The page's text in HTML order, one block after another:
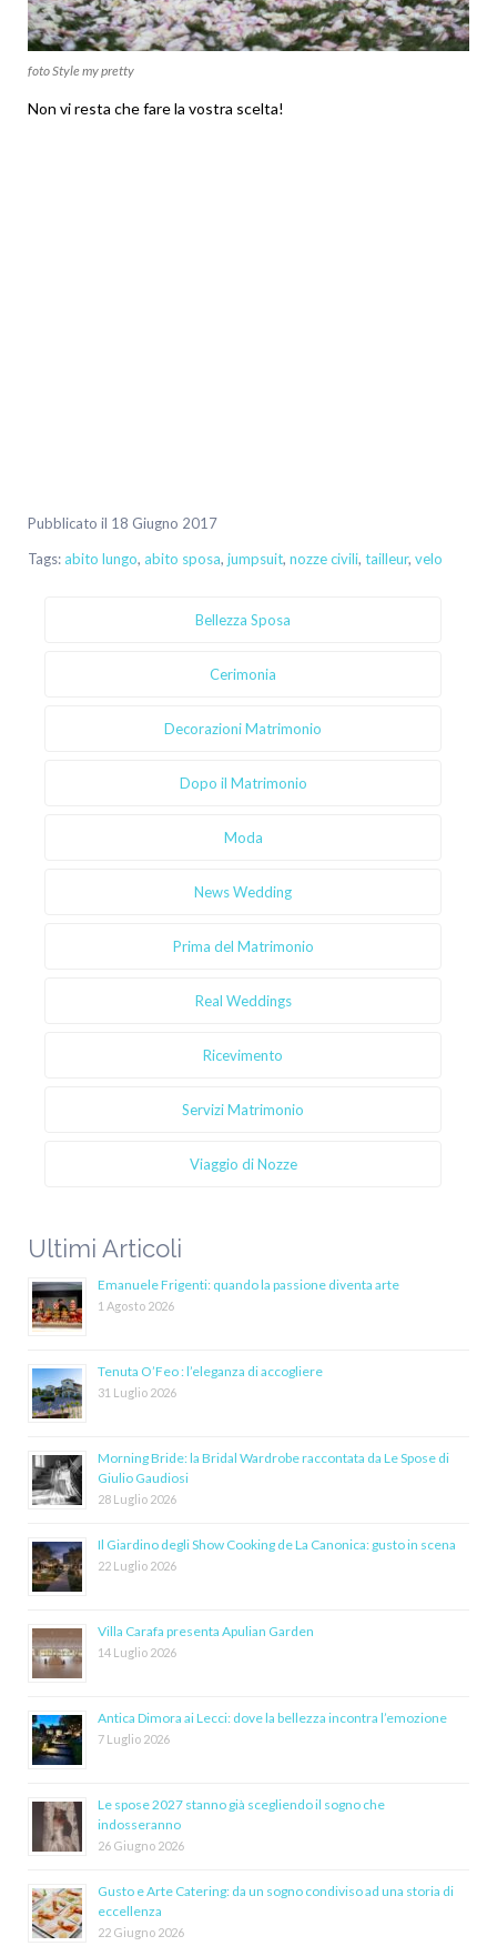
foto Style my pretty
Non vi resta che fare la vostra scelta!
Pubblicato il 18 Giugno 2017
Tags: abito lungo, abito sposa, jumpsuit, nozze civili, tailleur, velo
Bellezza Sposa
Cerimonia
Decorazioni Matrimonio
Dopo il Matrimonio
Moda
News Wedding
Prima del Matrimonio
Real Weddings
Ricevimento
Servizi Matrimonio
Viaggio di Nozze
Ultimi Articoli
Emanuele Frigenti: quando la passione diventa arte
1 Agosto 2026
Tenuta O’Feo : l’eleganza di accogliere
31 Luglio 2026
Morning Bride: la Bridal Wardrobe raccontata da Le Spose di
Giulio Gaudiosi
28 Luglio 2026
Il Giardino degli Show Cooking de La Canonica: gusto in scena
22 Luglio 2026
Villa Carafa presenta Apulian Garden
14 Luglio 2026
Antica Dimora ai Lecci: dove la bellezza incontra l’emozione
7 Luglio 2026
Le spose 2027 stanno già scegliendo il sogno che
indosseranno
26 Giugno 2026
Gusto e Arte Catering: da un sogno condiviso ad una storia di
eccellenza
22 Giugno 2026